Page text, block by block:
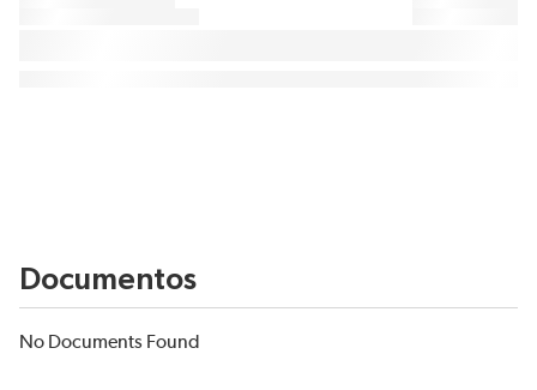
Documentos
No Documents Found